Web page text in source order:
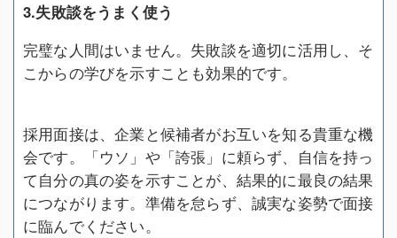
3.失敗談をうまく使う
完璧な人間はいません。失敗談を適切に活用し、そ
こからの学びを示すことも効果的です。
採用面接は、企業と候補者がお互いを知る貴重な機
会です。「ウソ」や「誇張」に頼らず、自信を持っ
て自分の真の姿を示すことが、結果的に最良の結果
につながります。準備を怠らず、誠実な姿勢で面接
に臨んでください。